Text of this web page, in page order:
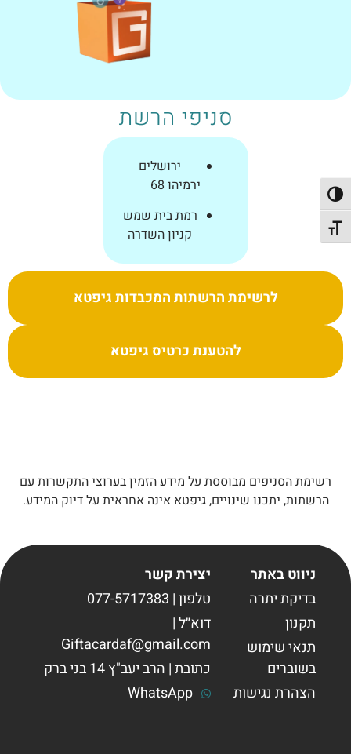
הפעל/כבה ניגודיות גבוהה
מתג גודל גופן
סניפי הרשת
ירושלים
ירמיהו 68
רמת בית שמש
קניון השדרה
לרשימת הרשתות המכבדות גיפטא
להטענת כרטיס גיפטא
רשימת הסניפים מבוססת על מידע הזמין בערוצי התקשרות עם
הרשתות, יתכנו שינויים, גיפטא אינה אחראית על דיוק המידע.
ניווט באתר
בדיקת יתרה
תקנון
תנאי שימוש
בשוברים
הצהרת נגישות
יצירת קשר
טלפון | 077-5717383
דוא״ל |
Giftacardaf@gmail.com
כתובת | הרב יעב"ץ 14 בני ברק
WhatsApp